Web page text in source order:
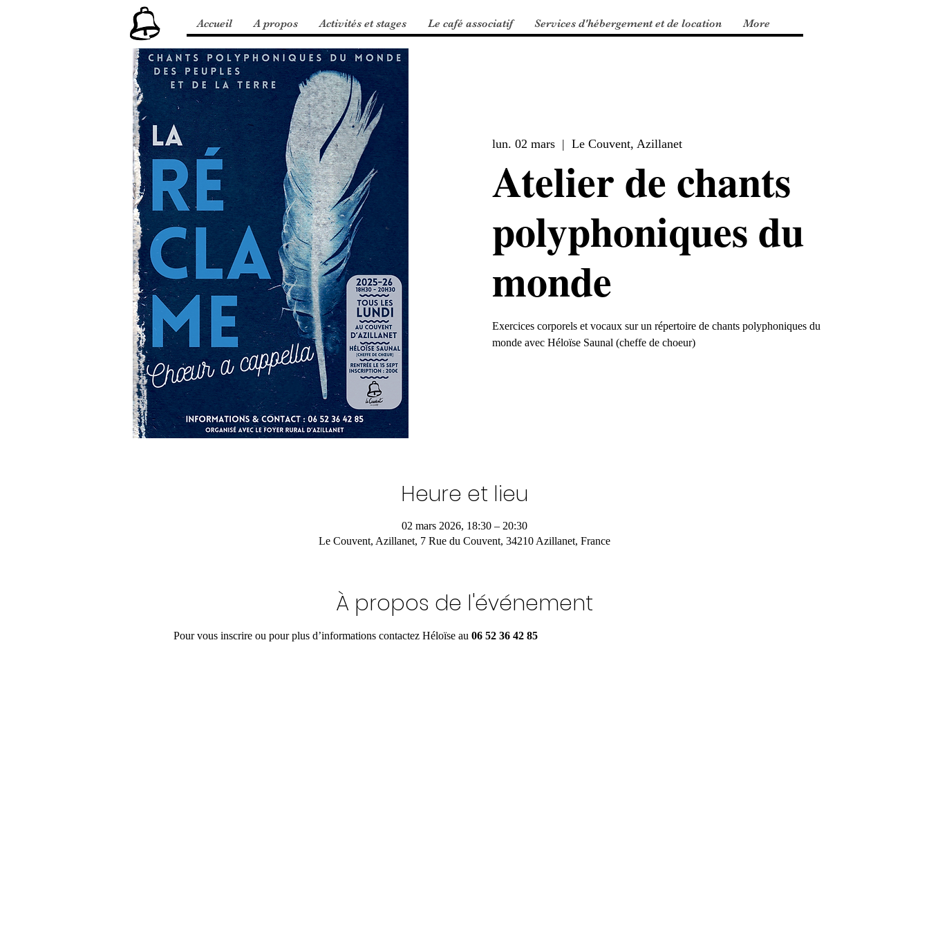
Accueil A propos Activités et stages Le café associatif Services d'hébergement et de location More
lun. 02 mars
  |
Le Couvent, Azillanet
Atelier de chants
polyphoniques du
monde
Exercices corporels et vocaux sur un répertoire de chants polyphoniques du
monde avec Héloïse Saunal (cheffe de choeur)
Heure et lieu
02 mars 2026, 18:30 – 20:30
Le Couvent, Azillanet, 7 Rue du Couvent, 34210 Azillanet, France
À propos de l'événement
Pour vous inscrire ou pour plus d’informations contactez Héloïse au 06 52 36 42 85